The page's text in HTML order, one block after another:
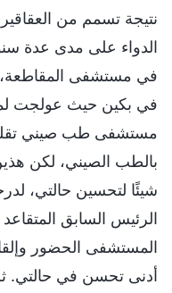
نتيجة تسمم من
الدواء على مدى عدة
في مستشفى
في بكين حيث عولجت
مستشفى طب صيني
بالطب الصيني، لكن
شيئًا لتحسين حالتي،
الرئيس السابق
المستشفى الحضور
أدنى تحسن في حالتي.